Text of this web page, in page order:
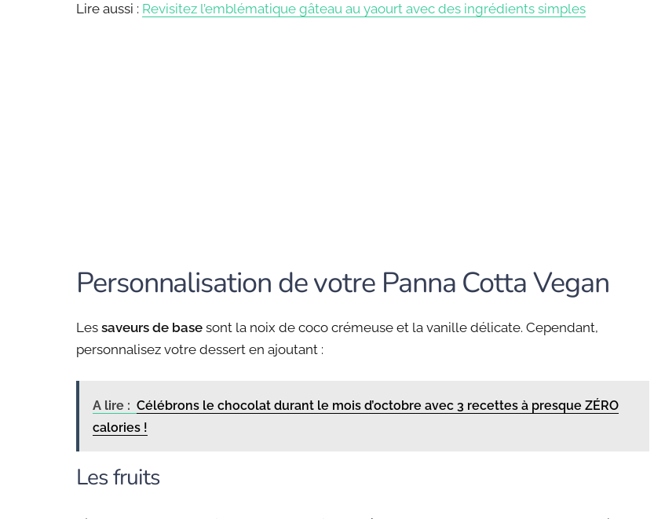
Lire aussi : Revisitez l’emblématique gâteau au yaourt avec des ingrédients simples
Personnalisation de votre Panna Cotta Vegan
Les saveurs de base sont la noix de coco crémeuse et la vanille délicate. Cependant,
personnalisez votre dessert en ajoutant :
A lire : Célébrons le chocolat durant le mois d’octobre avec 3 recettes à presque ZÉRO
calories !
Les fruits